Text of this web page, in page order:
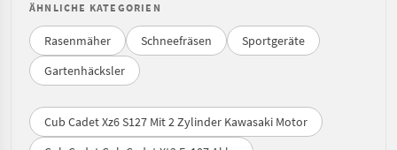
ÄHNLICHE KATEGORIEN
Rasenmäher Schneefräsen
Sportgeräte
Gartenhäcksler
Cub Cadet Xz6 S127 Mit 2 Zylinder Kawasaki Motor